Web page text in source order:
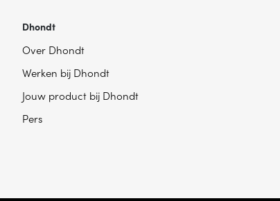
Dhondt
Over Dhondt
Werken bij Dhondt
Jouw product bij Dhondt
Pers